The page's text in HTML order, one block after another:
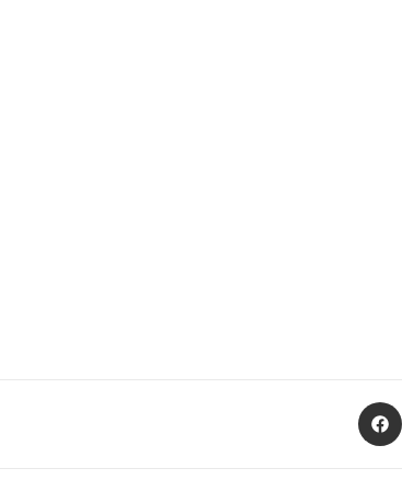
Opens
in